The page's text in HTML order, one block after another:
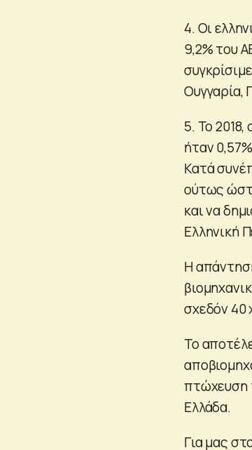
4. Οι
9,2% του
Ουγγαρία,
5. Το
ήταν
Κατά
ούτως
και να
Ελληνική
Η
σχεδόν 40
Το
πτώχευση
Ελλάδα.
Για μας